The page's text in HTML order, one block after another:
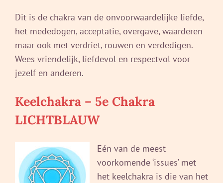
Dit is de chakra van de onvoorwaardelijke liefde,
het mededogen, acceptatie, overgave, waarderen
maar ook met verdriet, rouwen en verdedigen.
Wees vriendelijk, liefdevol en respectvol voor
jezelf en anderen.
Keelchakra – 5e Chakra
LICHTBLAUW
Eén van de meest
voorkomende ‘issues’ met
het keelchakra is die van het